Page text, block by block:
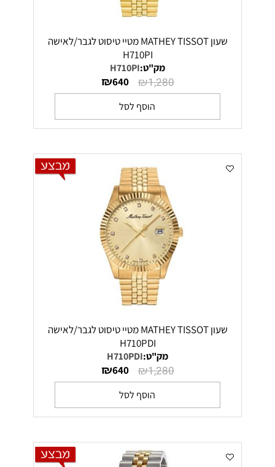
שעון MATHEY TISSOT מטיי טיסוט לגבר/לאישה
H710PI
מק"ט:H710PI
₪1,280
₪640
הוסף לסל
שעון MATHEY TISSOT מטיי טיסוט לגבר/לאישה
H710PDI
מק"ט:H710PDI
₪1,280
₪640
הוסף לסל